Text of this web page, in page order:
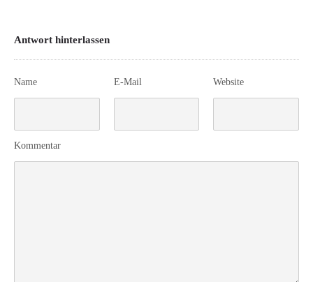
Antwort hinterlassen
Name E-Mail Website
Kommentar